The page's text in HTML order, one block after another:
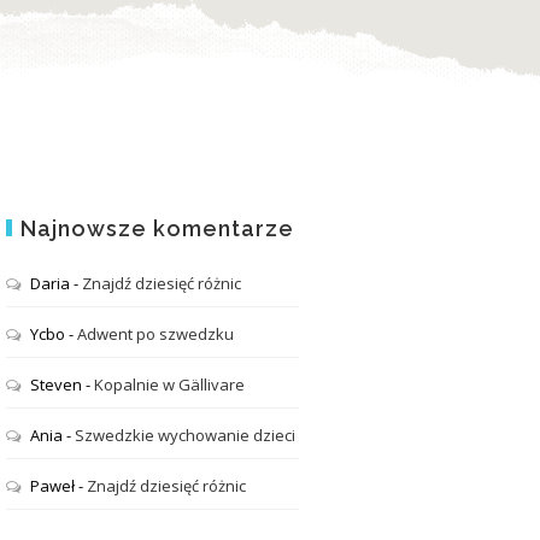
Najnowsze komentarze
Daria - Znajdź dziesięć różnic
Ycbo -Adwent po szwedzku
Steven -Kopalnie w Gällivare
Ania - Szwedzkie wychowanie dzieci
Paweł- Znajdź dziesięć różnic